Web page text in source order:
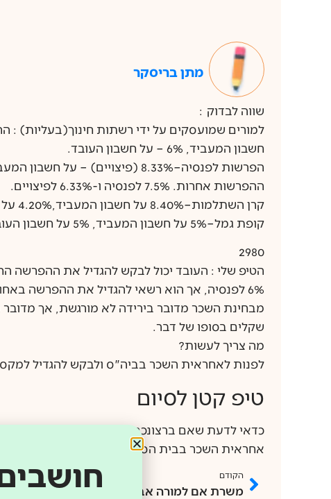
מתן בריסקר
שווה לבדוק :
חשבון המעביד, 6% – על חשבון העובד.
הפרשות לפנסיה–8.33% (פיצויים)
ההפרשות אחרות. 7.5% לפנסיה ו-6.33% לפיצויים.
קרן השתלמות–8.40% על חשבון המעביד,4.20% על חשבון העובד.
קופת גמל–5% על חשבון המעביד, 5% על חשבון העובד.
2980
הטיפ שלי : העובד יכול לבקש להגדיל את ההפרשה
6% לפנסיה, אך הוא רשאי להגדיל את ההפרשה באחוז ל-7%.
מבחינת השכר מדובר בירידה לא מורגשת, אך
שקלים בסופו של דבר.
מה צריך לעשות?
לפנות לאחראית השכר בביה"ס ולבקש להגדיל
טיפ קטן לסיום
כדאי
אחראית השכר בבית הספר שלנו.
הקודם
משרת אם למורה אב